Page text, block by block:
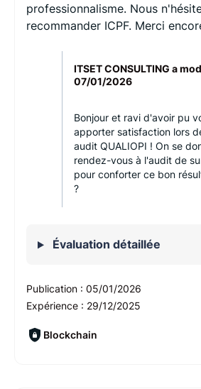
professionnalisme. Nous
recommander ICPF. Merci
ITSET CONSULTING a
07/01/2026
Bonjour et ravi d'avoir pu
apporter satisfaction lors
audit QUALIOPI ! On se
rendez-vous à l'audit de
pour conforter ce bon
?
Évaluation détaillée
Publication : 05/01/2026
Expérience : 29/12/2025
Blockchain